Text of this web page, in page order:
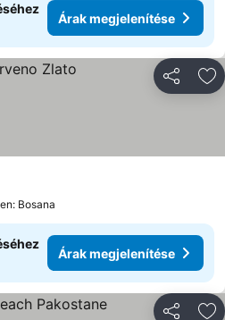
Árak megjelenítése
Bosana
Árak megjelenítése